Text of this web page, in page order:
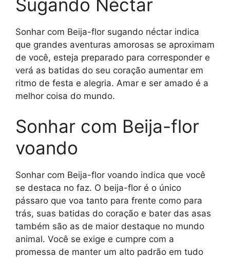
Sugando Néctar
Sonhar com Beija-flor sugando néctar indica
que grandes aventuras amorosas se aproximam
de você, esteja preparado para corresponder e
verá as batidas do seu coração aumentar em
ritmo de festa e alegria. Amar e ser amado é a
melhor coisa do mundo.
Sonhar com Beija-flor
voando
Sonhar com Beija-flor voando indica que você
se destaca no faz. O beija-flor é o único
pássaro que voa tanto para frente como para
trás, suas batidas do coração e bater das asas
também são as de maior destaque no mundo
animal. Você se exige e cumpre com a
promessa de manter um alto padrão em tudo